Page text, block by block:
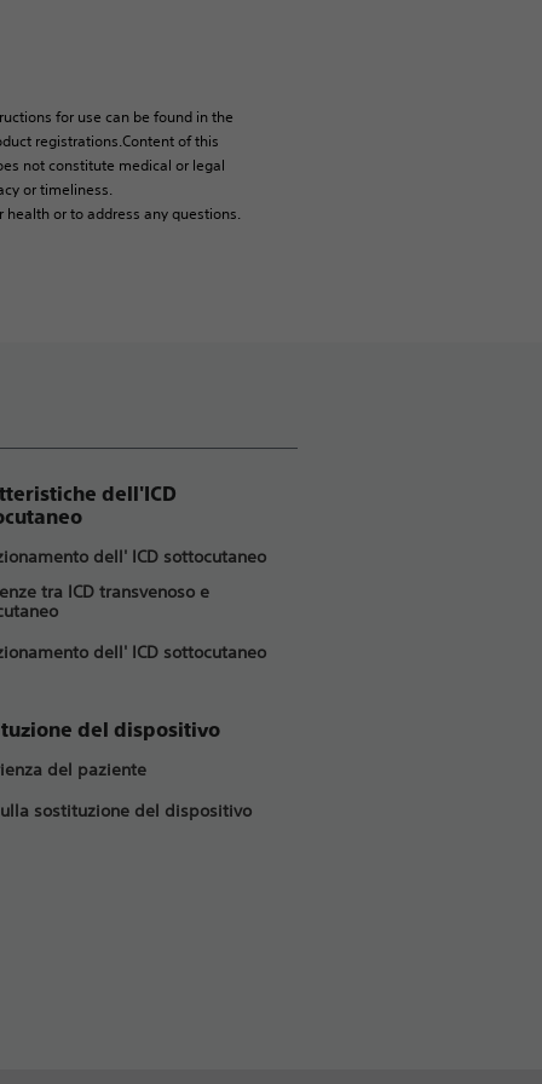
for use can be found in the
registrations.Content of this
not constitute medical or legal
or timeliness.
or to address any questions.
dell'ICD
dell' ICD sottocutaneo
tra ICD transvenoso e
dell' ICD sottocutaneo
del dispositivo
del paziente
sostituzione del dispositivo